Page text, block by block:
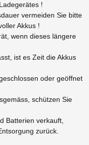
!
vermeiden Sie bitte
Akkus !
wenn dieses längere
ist es Zeit die Akkus
oder geöffnet
schützen Sie
Batterien verkauft,
zurück.